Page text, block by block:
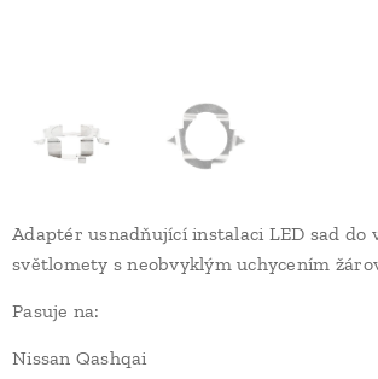
Adaptér usnadňující instalaci LED sad do
světlomety s neobvyklým uchycením
Pasuje na:
Nissan Qashqai